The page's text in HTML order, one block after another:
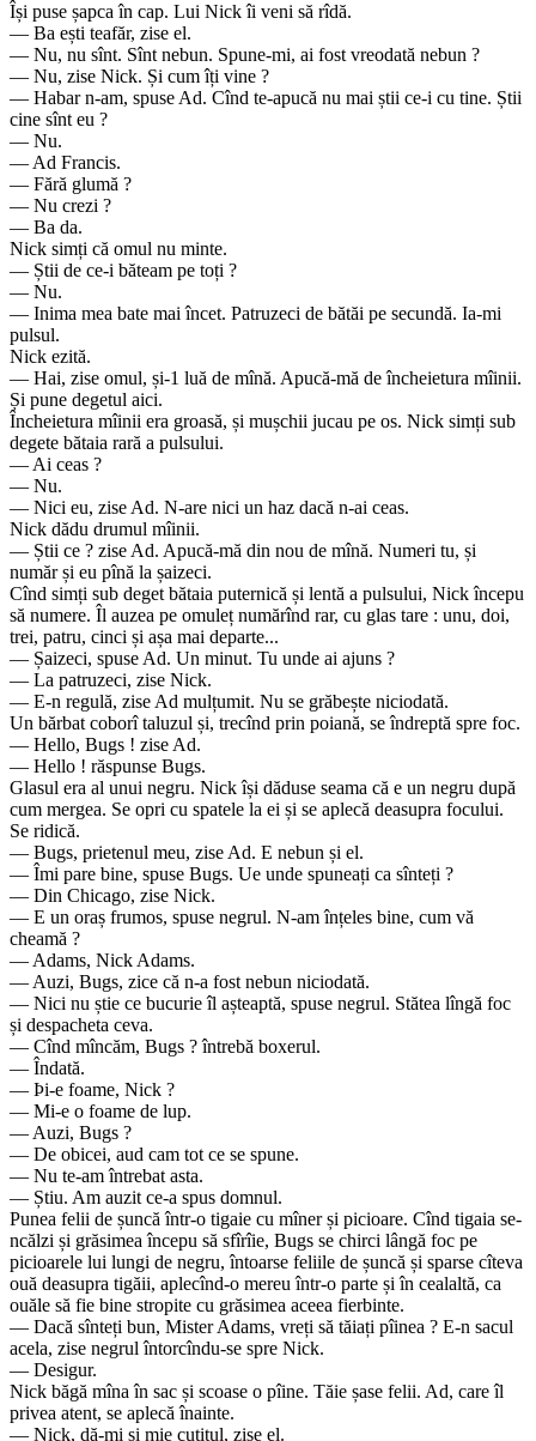
Își puse șapca în cap. Lui Nick îi veni să rîdă.
— Ba ești teafăr, zise el.
— Nu, nu sînt. Sînt nebun. Spune-mi, ai fost vreodată nebun ?
— Nu, zise Nick. Și cum îți vine ?
— Habar n-am, spuse Ad. Cînd te-apucă nu mai știi ce-i cu tine. Știi
cine sînt eu ?
— Nu.
— Ad Francis.
— Fără glumă ?
— Nu crezi ?
— Ba da.
Nick simți că omul nu minte.
— Știi de ce-i băteam pe toți ?
— Nu.
— Inima mea bate mai încet. Patruzeci de bătăi pe secundă. Ia-mi
pulsul.
Nick ezită.
— Hai, zise omul, și-1 luă de mînă. Apucă-mă de încheietura mîinii.
Și pune degetul aici.
Încheietura mîinii era groasă, și mușchii jucau pe os. Nick simți sub
degete bătaia rară a pulsului.
— Ai ceas ?
— Nu.
— Nici eu, zise Ad. N-are nici un haz dacă n-ai ceas.
Nick dădu drumul mîinii.
— Știi ce ? zise Ad. Apucă-mă din nou de mînă. Numeri tu, și
număr și eu pînă la șaizeci.
Cînd simți sub deget bătaia puternică și lentă a pulsului, Nick începu
să numere. Îl auzea pe omuleț numărînd rar, cu glas tare : unu, doi,
trei, patru, cinci și așa mai departe...
— Șaizeci, spuse Ad. Un minut. Tu unde ai ajuns ?
— La patruzeci, zise Nick.
— E-n regulă, zise Ad mulțumit. Nu se grăbește niciodată.
Un bărbat coborî taluzul și, trecînd prin poiană, se îndreptă spre foc.
— Hello, Bugs ! zise Ad.
— Hello ! răspunse Bugs.
Glasul era al unui negru. Nick își dăduse seama că e un negru după
cum mergea. Se opri cu spatele la ei și se aplecă deasupra focului.
Se ridică.
— Bugs, prietenul meu, zise Ad. E nebun și el.
— Îmi pare bine, spuse Bugs. Ue unde spuneați ca sînteți ?
— Din Chicago, zise Nick.
— E un oraș frumos, spuse negrul. N-am înțeles bine, cum vă
cheamă ?
— Adams, Nick Adams.
— Auzi, Bugs, zice că n-a fost nebun niciodată.
— Nici nu știe ce bucurie îl așteaptă, spuse negrul. Stătea lîngă foc
și despacheta ceva.
— Cînd mîncăm, Bugs ? întrebă boxerul.
— Îndată.
— Þi-e foame, Nick ?
— Mi-e o foame de lup.
— Auzi, Bugs ?
— De obicei, aud cam tot ce se spune.
— Nu te-am întrebat asta.
— Știu. Am auzit ce-a spus domnul.
Punea felii de șuncă într-o tigaie cu mîner și picioare. Cînd tigaia se-
ncălzi și grăsimea începu să sfîrîie, Bugs se chirci lângă foc pe
picioarele lui lungi de negru, întoarse feliile de șuncă și sparse cîteva
ouă deasupra tigăii, aplecînd-o mereu într-o parte și în cealaltă, ca
ouăle să fie bine stropite cu grăsimea aceea fierbinte.
— Dacă sînteți bun, Mister Adams, vreți să tăiați pîinea ? E-n sacul
acela, zise negrul întorcîndu-se spre Nick.
— Desigur.
Nick băgă mîna în sac și scoase o pîine. Tăie șase felii. Ad, care îl
privea atent, se aplecă înainte.
— Nick, dă-mi și mie cuțitul, zise el.